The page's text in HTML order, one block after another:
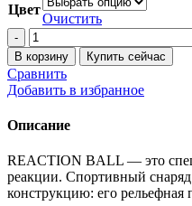
Цвет
Очистить
Количество
товара
Мяч
для
тренировки
REACTION
диаметр-6,5см
В корзину Купить сейчас
Сравнить
Добавить в избранное
Описание
REACTION BALL — это
реакции. Спортивный
конструкцию: его рельефная